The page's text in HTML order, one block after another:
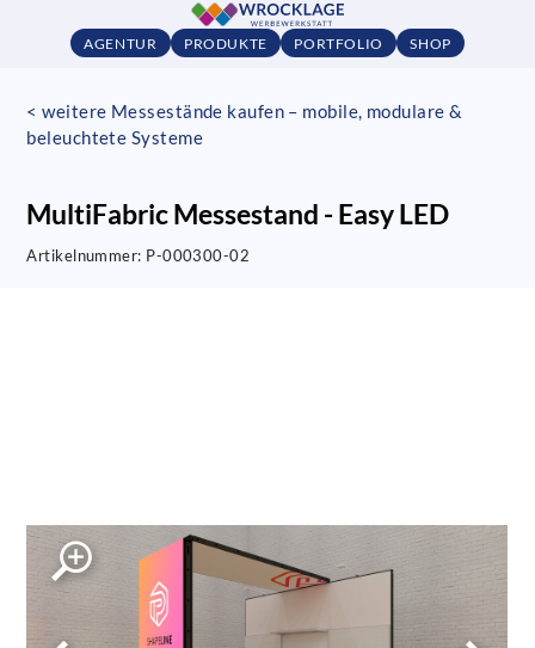
AGENTUR PRODUKTE PORTFOLIO SHOP
< weitere Messestände kaufen – mobile, modulare &
beleuchtete Systeme
MultiFabric Messestand - Easy LED
Artikelnummer: P-000300-02